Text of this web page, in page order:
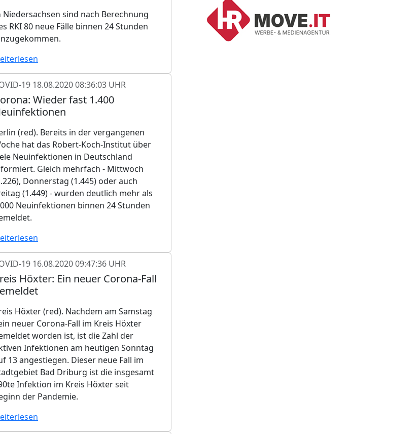
Niedersachsen sind nach Berechnung
RKI 80 neue Fälle binnen 24 Stunden
19 18.08.2020 08:36:03 UHR
Wieder fast 1.400
(red). Bereits in der vergangenen
hat das Robert-Koch-Institut über
Neuinfektionen in Deutschland
Gleich mehrfach - Mittwoch
Donnerstag (1.445) oder auch
(1.449) - wurden deutlich mehr als
Neuinfektionen binnen 24 Stunden
19 16.08.2020 09:47:36 UHR
Höxter: Ein neuer Corona-Fall
Höxter (red). Nachdem am Samstag
neuer Corona-Fall im Kreis Höxter
worden ist, ist die Zahl der
Infektionen am heutigen Sonntag
13 angestiegen. Dieser neue Fall im
Bad Driburg ist die insgesamt
Infektion im Kreis Höxter seit
der Pandemie.